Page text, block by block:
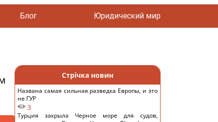
Блог Юридический мир
Стрічка новин
Названа самая сильная разведка Европы, и это
не ГУР
3
Турция закрыла Черное море для судов,